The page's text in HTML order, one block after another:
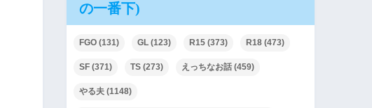
の一番下)
FGO (131) GL (123) R15 (373) R18 (473)
SF (371) TS (273) えっちなお話 (459)
やる夫 (1148)